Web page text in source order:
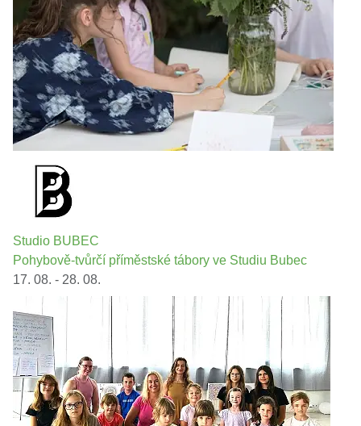
Studio BUBEC
Pohybově-tvůrčí příměstské tábory ve Studiu Bubec
17. 08. - 28. 08.